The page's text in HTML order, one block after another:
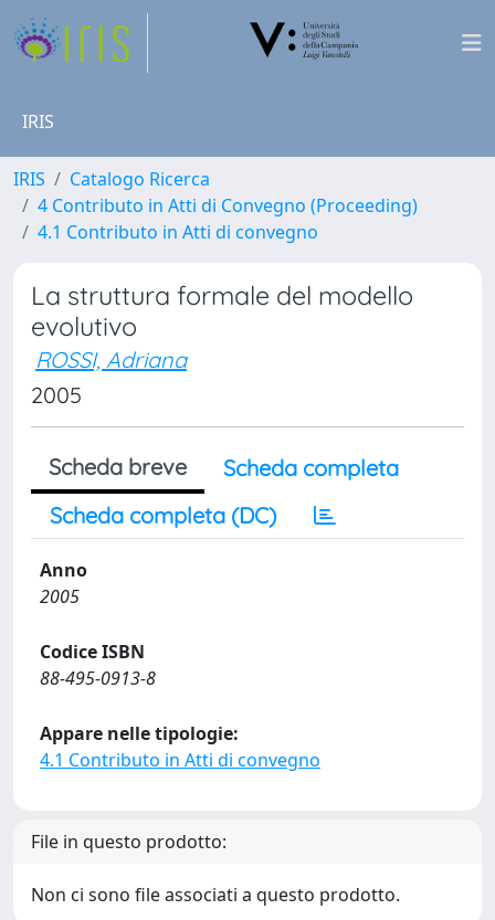
IRIS
IRIS
Catalogo Ricerca
4 Contributo in Atti di Convegno (Proceeding)
4.1 Contributo in Atti di convegno
La struttura formale del modello
evolutivo
ROSSI, Adriana
2005
Scheda breve
Scheda completa
Scheda completa (DC)
Anno
2005
Codice ISBN
88-495-0913-8
Appare nelle tipologie:
4.1 Contributo in Atti di convegno
File in questo prodotto:
Non ci sono file associati a questo prodotto.